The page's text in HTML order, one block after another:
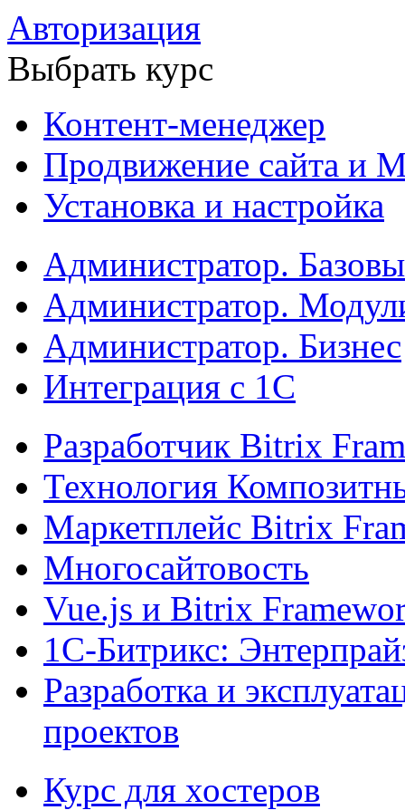
Авторизация
Выбрать курс
Контент-менеджер
Продвижение сайта и
Установка и настройка
Администратор.
Администратор.
Администратор. Бизнес
Интеграция с 1С
Разработчик Bitrix
Технология
Маркетплейс Bitrix
Многосайтовость
Vue.js и Bitrix
1С-Битрикс:
Разработка и
проектов
Курс для хостеров